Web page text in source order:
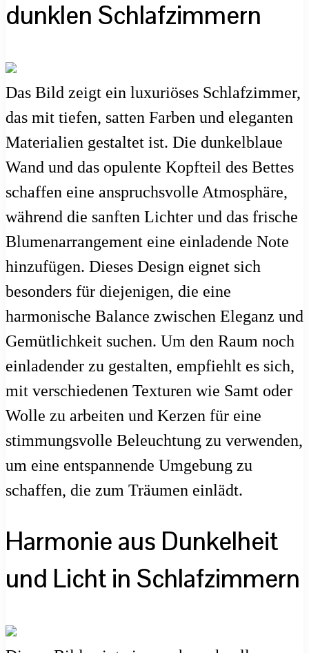
dunklen Schlafzimmern
Das Bild zeigt ein luxuriöses Schlafzimmer,
das mit tiefen, satten Farben und eleganten
Materialien gestaltet ist. Die dunkelblaue
Wand und das opulente Kopfteil des Bettes
schaffen eine anspruchsvolle Atmosphäre,
während die sanften Lichter und das frische
Blumenarrangement eine einladende Note
hinzufügen. Dieses Design eignet sich
besonders für diejenigen, die eine
harmonische Balance zwischen Eleganz und
Gemütlichkeit suchen. Um den Raum noch
einladender zu gestalten, empfiehlt es sich,
mit verschiedenen Texturen wie Samt oder
Wolle zu arbeiten und Kerzen für eine
stimmungsvolle Beleuchtung zu verwenden,
um eine entspannende Umgebung zu
schaffen, die zum Träumen einlädt.
Harmonie aus Dunkelheit
und Licht in Schlafzimmern